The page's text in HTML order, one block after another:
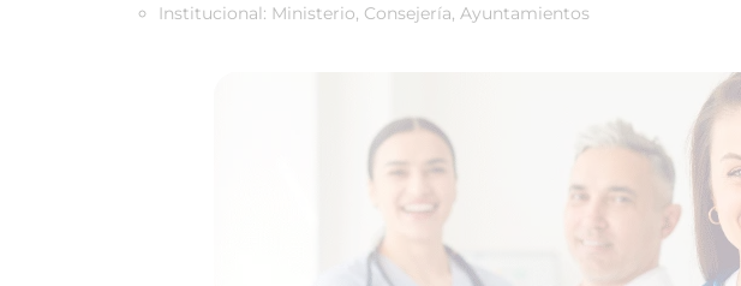
Institucional: Ministerio, Consejería, Ayuntamientos